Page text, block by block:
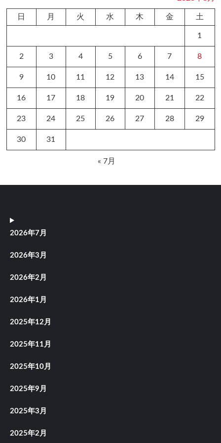
日 月 火 水 木 金 土
1
2 3 4 5 6 7 8
9 10 11 12 13 14 15
16 17 18 19 20 21 22
23 24 25 26 27 28 29
30 31
« 7月
2026年7月
2026年3月
2026年2月
2026年1月
2025年12月
2025年11月
2025年10月
2025年9月
2025年3月
2025年2月